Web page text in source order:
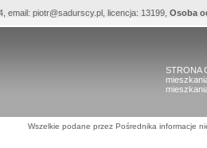
email: piotr@sadurscy.pl, licencja: 13199, Osoba
STRONA
Wszelkie podane przez Pośrednika informacje